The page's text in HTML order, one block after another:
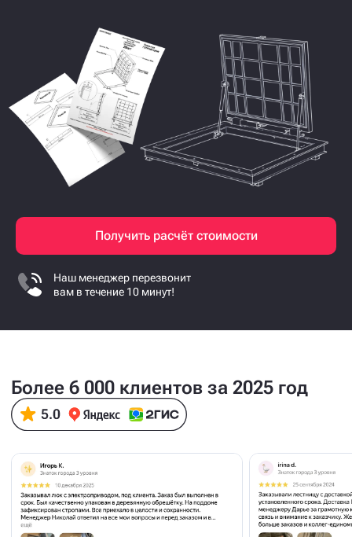
Получить расчёт стоимости
Наш менеджер перезвонит
вам в течение 10 минут!
Более 6 000 клиентов за 2025 год